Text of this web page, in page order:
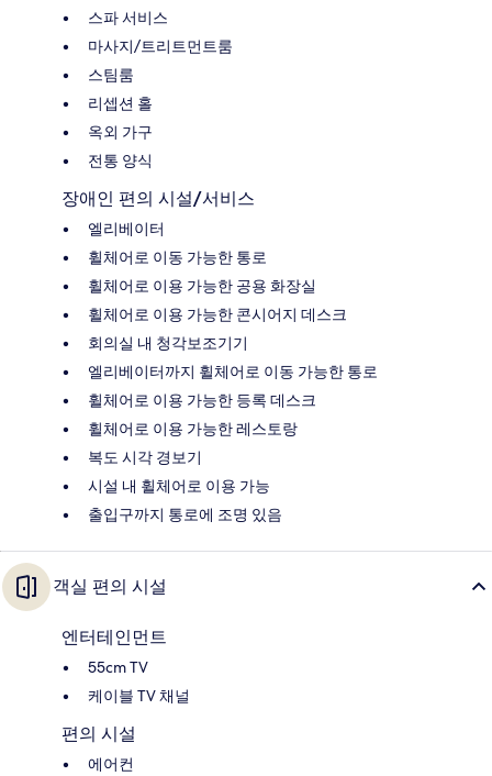
스파 서비스
마사지/트리트먼트룸
스팀룸
리셉션 홀
옥외 가구
전통 양식
장애인 편의 시설/서비스
엘리베이터
휠체어로 이동 가능한 통로
휠체어로 이용 가능한 공용 화장실
휠체어로 이용 가능한 콘시어지 데스크
회의실 내 청각보조기기
엘리베이터까지 휠체어로 이동 가능한 통로
휠체어로 이용 가능한 등록 데스크
휠체어로 이용 가능한 레스토랑
복도 시각 경보기
시설 내 휠체어로 이용 가능
출입구까지 통로에 조명 있음
객실 편의 시설
엔터테인먼트
55cm TV
케이블 TV 채널
편의 시설
에어컨